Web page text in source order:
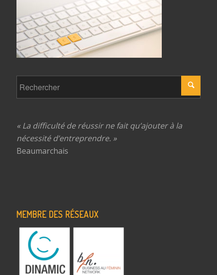
« La difficulté de réussir ne fait qu’ajouter à la
nécessité d’entreprendre. »
Beaumarchais
MEMBRE DES RÉSEAUX